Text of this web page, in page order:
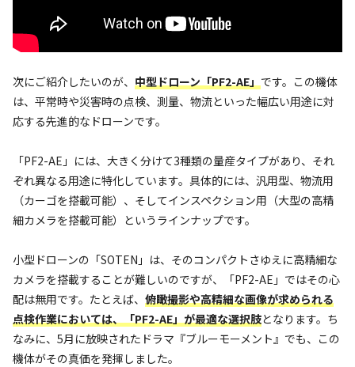
次にご紹介したいのが、 中型ドローン「PF2-AE」 です。この機体
は、平常時や災害時の点検、測量、物流といった幅広い用途に対
応する先進的なドローンです。
「PF2-AE」には、大きく分けて3種類の量産タイプがあり、それ
ぞれ異なる用途に特化しています。具体的には、汎用型、物流用
（カーゴを搭載可能）、そしてインスペクション用（大型の高精
細カメラを搭載可能）というラインナップです。
小型ドローンの「SOTEN」は、そのコンパクトさゆえに高精細な
カメラを搭載することが難しいのですが、「PF2-AE」ではその心
配は無用です。たとえば、 俯瞰撮影や高精細な画像が求められる
点検作業においては、「PF2-AE」が最適な選択肢となります。ち
なみに、5月に放映されたドラマ『ブルーモーメント』でも、この
機体がその真価を発揮しました。